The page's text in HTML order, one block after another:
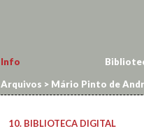
Info
Arquivos > Mário Pinto de
10. BIBLIOTECA DIGITAL